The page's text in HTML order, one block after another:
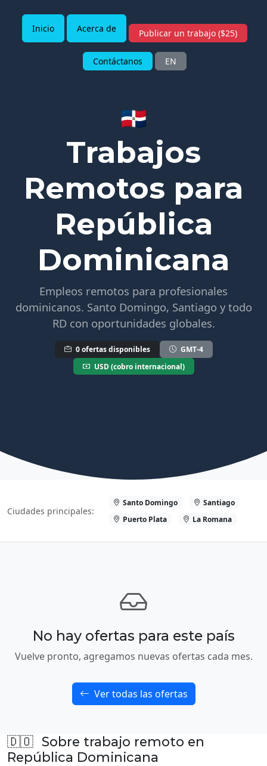
Inicio Acerca de Publicar un trabajo ($25)
Contáctanos EN
🇩🇴
Trabajos
Remotos para
República
Dominicana
Empleos remotos para profesionales
dominicanos. Santo Domingo, Santiago y todo
RD con oportunidades globales.
0 ofertas disponibles
GMT-4
USD (cobro internacional)
Ciudades principales:
Santo Domingo
Santiago
Puerto Plata
La Romana
No hay ofertas para este país
Vuelve pronto, agregamos nuevas ofertas cada mes.
Ver todas las ofertas
🇩🇴 Sobre trabajo remoto en
República Dominicana